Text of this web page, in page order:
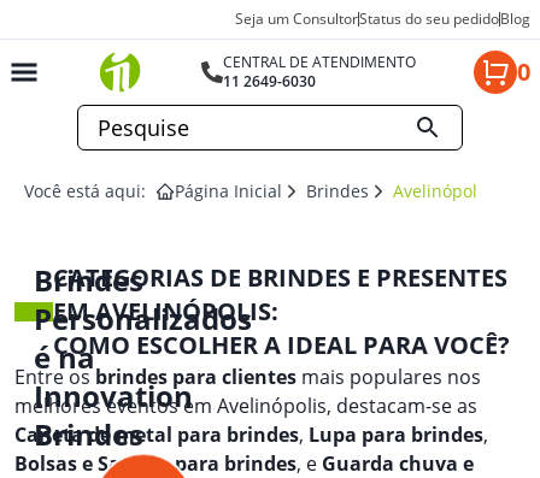
Seja um ConsultorStatus do seu pedidoBlog
CENTRAL DE ATENDIMENTO
11 2649-6030
0
Você está aqui: Página Inicial Brindes Avelinópolis
Brindes
Personalizados
é na
Innovation
Brindes
CATEGORIAS DE BRINDES E PRESENTES
EM AVELINÓPOLIS:
COMO ESCOLHER A IDEAL PARA VOCÊ?
Entre osbrindes para clientes mais populares nos
melhores eventos em Avelinópolis, destacam-se as
Caneta de metal para brindes, Lupa para brindes,
Bolsas e Sacolas para brindes, e Guarda chuva e